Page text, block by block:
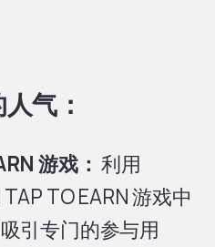
气：
游戏： 利用
TO EARN 游戏中
引专门的参与用